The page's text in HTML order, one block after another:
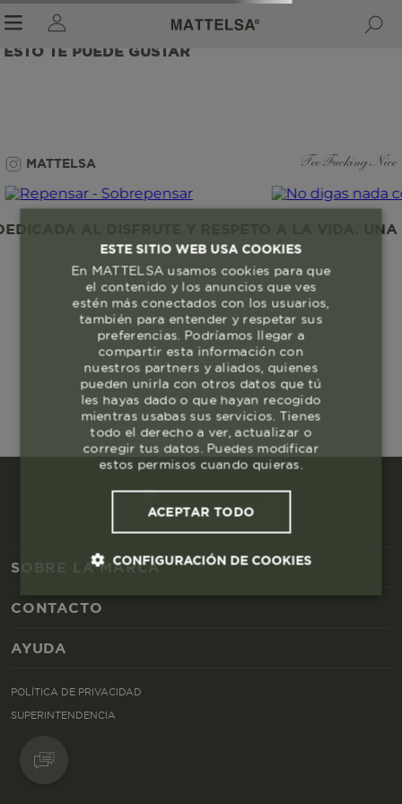
ESTO TE PUEDE GUSTAR
MATTELSA Too Fucking Nice
AL DISFRUTE Y RESPETO A LA VIDA.
SOBRE LA MARCA
CONTACTO
AYUDA
POLÍTICA DE PRIVACIDAD
SUPERINTENDENCIA
ESTE SITIO WEB USA COOKIES
En MATTELSA usamos cookies para que
el contenido y los anuncios que ves
estén más conectados con los usuarios,
también para entender y respetar sus
preferencias. Podríamos llegar a
compartir esta información con
nuestros partners y aliados, quienes
pueden unirla con otros datos que tú
les hayas dado o que hayan recogido
mientras usabas sus servicios. Tienes
todo el derecho a ver, actualizar o
corregir tus datos. Puedes modificar
estos permisos cuando quieras.
ACEPTAR TODO
CONFIGURACIÓN DE COOKIES